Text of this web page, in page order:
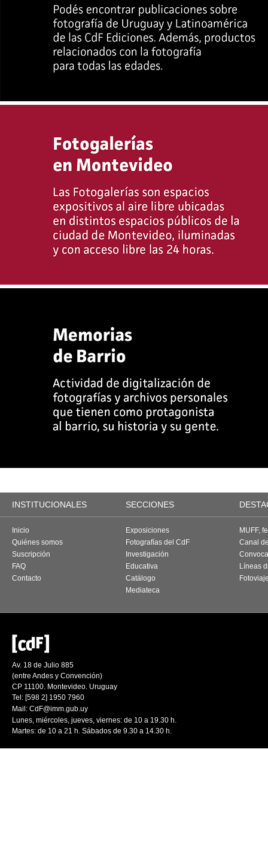
INSTITUCIONALES SECCIONES
Inicio
Quiénes somos
Suscripción
FAQ
Contacto
Exposiciones
Fotografías del CdF
Investigación
Educativa
Catálogo
Mediateca
MUFF,
Canal
Líneas
Av. 18 de Julio 885
(entre Andes y Convención)
CP 11100. Montevideo. Uruguay
Tel: [598 2] 1950 7960
Mail: CdF@imm.gub.uy
Lunes, miércoles, jueves, viernes: de 10 a 19.30 h.
Martes: de 10 a 21 h. Sábados de 9.30 a 14.30 h.